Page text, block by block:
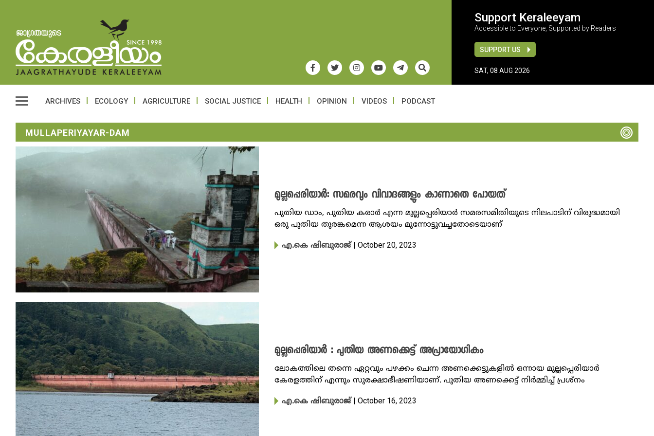
Support Keraleeyam
Accessible to Everyone, Supported by Readers
SUPPORT US
SAT, 08 AUG 2026
ARCHIVES ECOLOGY AGRICULTURE SOCIAL JUSTICE HEALTH OPINION VIDEOS PODCAST
MULLAPERIYAYAR-DAM
മുല്ലപ്പെരിയാർ: സമരവും വിവാദങ്ങളും കാണാതെ പോയത്
പുതിയ ഡാം, പുതിയ കരാർ എന്ന മുല്ലപ്പെരിയാർ സമരസമിതിയുടെ നിലപാടിന് വിരുദ്ധമായി
ഒരു പുതിയ തുരങ്കമെന്ന ആശയം മുന്നോട്ടുവച്ചതോടെയാണ്
എ.കെ ഷിബുരാജ് | October 20, 2023
മുല്ലപ്പെരിയാർ : പുതിയ അണക്കെട്ട് അപ്രായോഗികം
ലോകത്തിലെ തന്നെ ഏറ്റവും പഴക്കം ചെന്ന അണക്കെട്ടുകളിൽ ഒന്നായ മുല്ലപ്പെരിയാർ
കേരളത്തിന് എന്നും സുരക്ഷാഭീഷണിയാണ്. പുതിയ അണക്കെട്ട് നിർമ്മിച്ച് പ്രശ്നം
എ.കെ ഷിബുരാജ് | October 16, 2023